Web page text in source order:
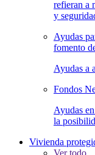
refieran a
y
Ayudas
fomento
Ayudas a
Fondos
Ayudas
la
Vivienda
Ver todo